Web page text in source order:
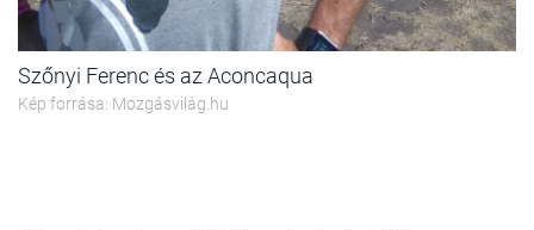
Szőnyi Ferenc és az Aconcaqua
Kép forrása: Mozgásvilág.hu